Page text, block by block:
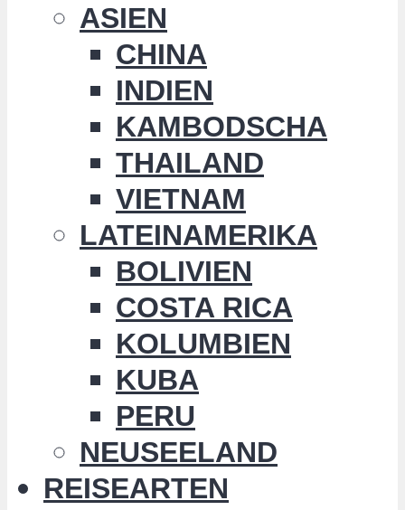
ASIEN
CHINA
INDIEN
KAMBODSCHA
THAILAND
VIETNAM
LATEINAMERIKA
BOLIVIEN
COSTA RICA
KOLUMBIEN
KUBA
PERU
NEUSEELAND
REISEARTEN